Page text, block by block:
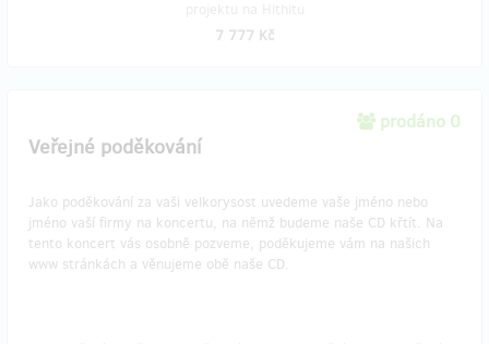
7 777 Kč
prodáno 0
Veřejné poděkování
Jako poděkování za vaši velkorysost uvedeme vaše jméno nebo
jméno vaší firmy na koncertu, na němž budeme naše CD křtít. Na
tento koncert vás osobně pozveme, poděkujeme vám na našich
www stránkách a věnujeme obě naše CD.